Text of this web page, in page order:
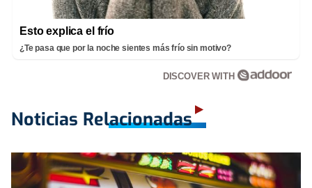
Esto explica el frío
¿Te pasa que por la noche sientes más frío sin motivo?
DISCOVER WITH
Noticias Relacionadas